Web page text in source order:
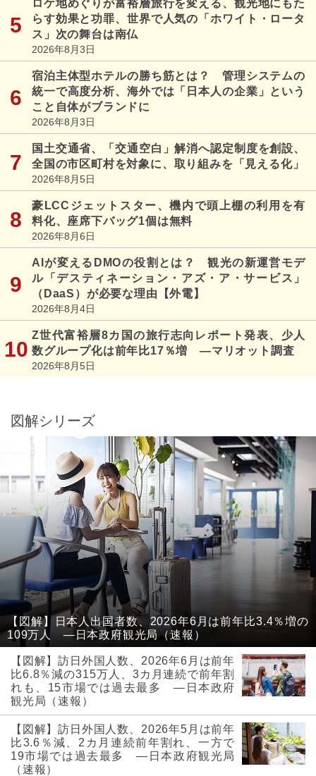
ロケ地めぐりが富裕層旅行を変える、観光地にもた
らす効果と功罪、世界で人気の「ホワイト・ロータ
ス」次の舞台は南仏
2026年8月3日
宿泊主体型ホテルの勝ち筋とは？ 管理システムの
統一で高度分析、海外では「日本人の企業」という
こと自体がブランドに
2026年8月3日
国土交通省、「交通空白」解消へ認定制度を創設、
全国の市区町村を対象に、取り組みを「見える化」
2026年8月5日
豪LCCジェットスター、機内で頭上棚の利用を有
料化、座席下バッグ1個は無料
2026年8月6日
AIが変えるDMOの役割とは？ 観光の新運営モデ
ル「デスティネーション・アズ・ア・サービス」
（DaaS）が必要な理由【外電】
2026年8月4日
Z世代富裕層8カ国の旅行志向レポート発表、少人
数グループ化は前年比17％増 ―マリオット調査
2026年8月5日
図解シリーズ
【図解】日本人出国者数、2026年6月は前年比3.4％増の
109万人 ―日本政府観光局（速報）
【図解】訪日外国人数、2026年6月は前年
比6.8％減の315万人、3カ月連続で前年割
れも、15市場では過去最多 ―日本政府
観光局（速報）
【図解】訪日外国人数、2026年5月は前年
比3.6％減、2カ月連続前年割れ、一方で
19市場では過去最多 ―日本政府観光局
（速報）